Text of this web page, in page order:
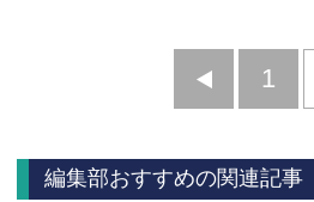
前
1
編集部おすすめの関連記事